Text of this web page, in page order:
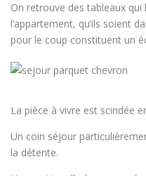
On retrouve des tableaux
l’appartement, qu’ils soient
pour le coup constituent un
La pièce à vivre est scindée
Un coin séjour
la détente.